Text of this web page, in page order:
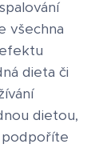
všechna
dieta či
dietou,
podpoříte